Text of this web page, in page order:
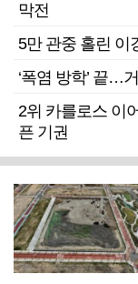
막전
5만 관중 홀린 이
‘폭염 방학’ 끝…
2위 카를로스 이
픈 기권